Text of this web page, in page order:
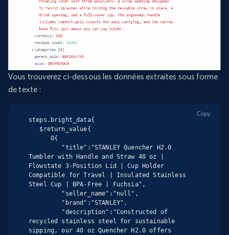
Vous trouverez ci-dessous les données extraites sous forme
de texte :
steps.bright_data{
Tumbler with Handle and Straw 40 oz |
Flowstate 3-Position Lid | Cup Holder
Compatible for Travel | Insulated Stainless
Steel Cup | BPA-Free | Fuchsia",
recycled stainless steel for sustainable
sipping, our 40 oz Quencher H2.0 offers
Copy